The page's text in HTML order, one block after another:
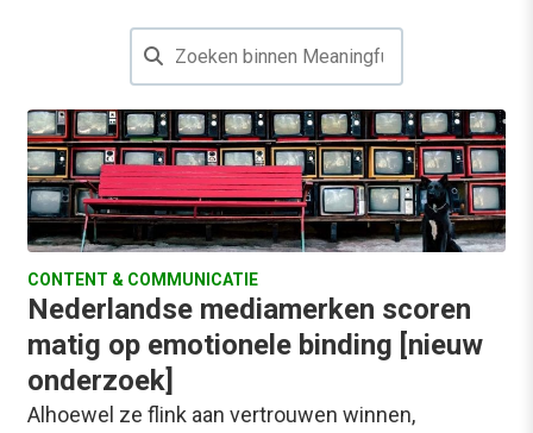
CONTENT & COMMUNICATIE
Nederlandse mediamerken scoren
matig op emotionele binding [nieuw
onderzoek]
Alhoewel ze flink aan vertrouwen winnen,